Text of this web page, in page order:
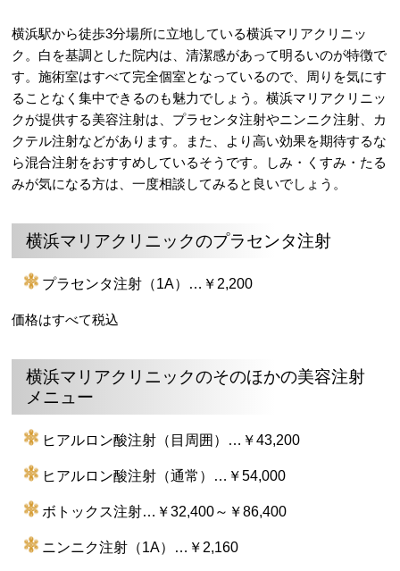
横浜駅から徒歩3分場所に立地している横浜マリアクリニッ
ク。白を基調とした院内は、清潔感があって明るいのが特徴で
す。施術室はすべて完全個室となっているので、周りを気にす
ることなく集中できるのも魅力でしょう。横浜マリアクリニッ
クが提供する美容注射は、プラセンタ注射やニンニク注射、カ
クテル注射などがあります。また、より高い効果を期待するな
ら混合注射をおすすめしているそうです。しみ・くすみ・たる
みが気になる方は、一度相談してみると良いでしょう。
横浜マリアクリニックのプラセンタ注射
プラセンタ注射（1A）…￥2,200
価格はすべて税込
横浜マリアクリニックのそのほかの美容注射
メニュー
ヒアルロン酸注射（目周囲）…￥43,200
ヒアルロン酸注射（通常）…￥54,000
ボトックス注射…￥32,400～￥86,400
ニンニク注射（1A）…￥2,160